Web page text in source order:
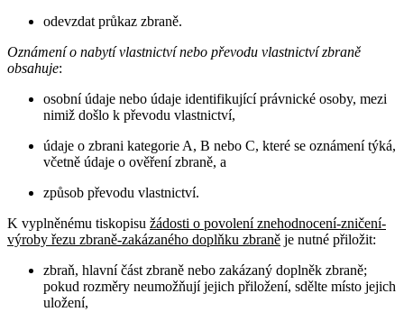
odevzdat průkaz zbraně.
Oznámení o nabytí vlastnictví nebo převodu vlastnictví zbraně
obsahuje:
osobní údaje nebo údaje identifikující právnické osoby, mezi
nimiž došlo k převodu vlastnictví,
údaje o zbrani kategorie A, B nebo C, které se oznámení týká,
včetně údaje o ověření zbraně, a
způsob převodu vlastnictví.
K vyplněnému tiskopisu žádosti o povolení znehodnocení-zničení-
výroby řezu zbraně-zakázaného doplňku zbraně je nutné přiložit:
zbraň, hlavní část zbraně nebo zakázaný doplněk zbraně;
pokud rozměry neumožňují jejich přiložení, sdělte místo jejich
uložení,